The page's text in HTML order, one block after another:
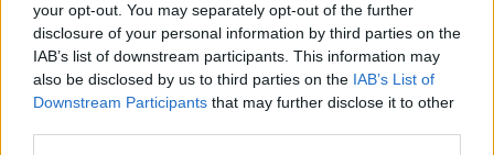
your opt-out. You may separately opt-out of the further
disclosure of your personal information by third parties on the
IAB’s list of downstream participants. This information may
also be disclosed by us to third parties on the IAB’s List of
Downstream Participants that may further disclose it to other
Δείτε επίσης